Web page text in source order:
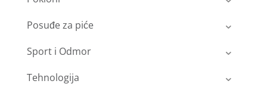
Posuđe za piće
Sport i Odmor
Tehnologija